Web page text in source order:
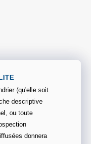
(qu'elle soit
descriptive
ou toute
donnera